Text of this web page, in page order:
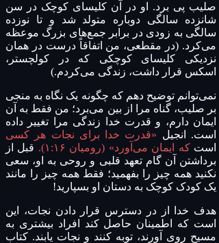
صلیب پی برد. او در آن کلیسای کوچک در سن
شانزده سالگی دوباره متولد شد و تا نوزده
سالگی به زودی در برابر جمع‌های بزرگ موعظه
می‌کرد. (در مقطعی، من اتفاقاً درست در همان
نزدیکی کلیسای کوچکی که در کولچستر،
اسکس قرار داشت، زندگی می‌کردم.)
نمی‌توانم توضیح دهم که چگونه یک نگاه به منجی
بر صلیب، گناه مرا از بین می‌برد؛ من فقط به آن
ایمان دارم، و قدرت خدا زندگی مرا تغییر داده
است. انجیل «قدرت خدا برای نجات هر کسی
استکه ایمان می‌آورد» (رومیان ۱:۱۶).
قبل از
برداشتن آن گام تعهد قلبی و روحی به او، سعی
نکنید همه چیز را بفهمید؛ فقط همه چیز را مانند
یک کودک کوچک به دستان او بسپارید!
هدف خدا از در دسترس قرار دادن نجات، این
است که اطمینان حاصل کند افراد بیشتری به
مسیح روی آورند، توبه کنند و نجات یابند. کتاب